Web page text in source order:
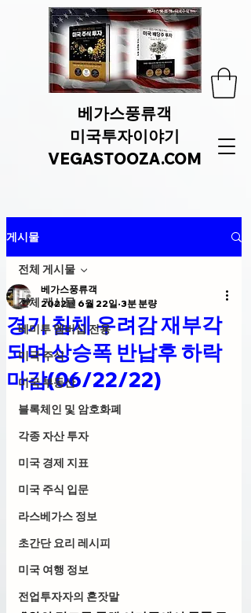
베가스풍류객
미국투자이야기
VEGASTOOZA.COM
게시물
전체 게시물
베미투 멤버십 전용
미국 주식
미국 부동산
블록체인 및 암호화폐
각종 자산 투자
미국 경제 지표
미국 주식 입문
라스베가스 정보
초간단 요리 레시피
미국 여행 정보
전업투자자의 혼잣말
전체 게시물
경기 침체 우려감 재부각
되며 상승폭 반납후 하락
마감(06/22/22)
베가스풍류객
2022년 6월 22일 3분 분량